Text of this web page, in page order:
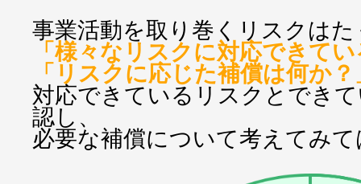
事業活動を取り巻くリスクは
「様々なリスクに対応できて
「リスクに応じた補償は何か？
対応できているリスクとでき
認し、
必要な補償について考えてみ